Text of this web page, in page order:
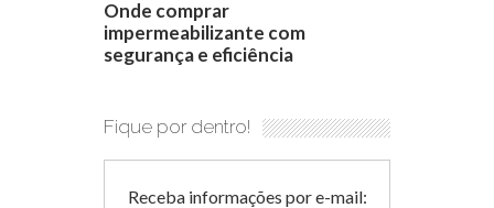
Onde comprar
impermeabilizante com
segurança e eficiência
Fique por dentro!
Receba informações por e-mail: